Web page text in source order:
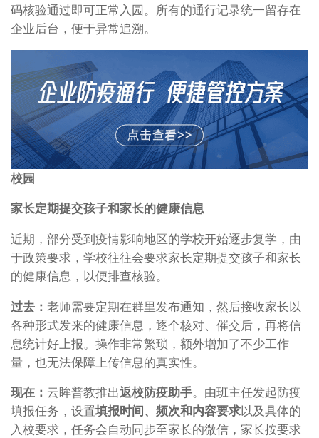
码核验通过即可正常入园。所有的通行记录统一留存在
企业后台，便于异常追溯。
校园
家长定期提交孩子和家长的健康信息
近期，部分受到疫情影响地区的学校开始逐步复学，由
于政策要求，学校往往会要求家长定期提交孩子和家长
的健康信息，以便排查核验。
过去： 老师需要定期在群里发布通知，然后接收家长以
各种形式发来的健康信息，逐个核对、催交后，再将信
息统计好上报。操作非常繁琐，额外增加了不少工作
量，也无法保障上传信息的真实性。
现在： 云眸普教推出返校防疫助手。由班主任发起防疫
填报任务，设置填报时间、频次和内容要求以及具体的
入校要求，任务会自动同步至家长的微信，家长按要求